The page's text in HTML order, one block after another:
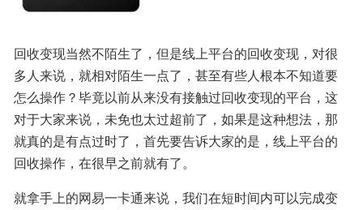
回收变现当然不陌生了，但是线上平台的回收变现，对很
多人来说，就相对陌生一点了，甚至有些人根本不知道要
怎么操作？毕竟以前从来没有接触过回收变现的平台，这
对于大家来说，未免也太过超前了，如果是这种想法，那
就真的是有点过时了，首先要告诉大家的是，线上平台的
回收操作，在很早之前就有了。
就拿手上的网易一卡通来说，我们在短时间内可以完成变